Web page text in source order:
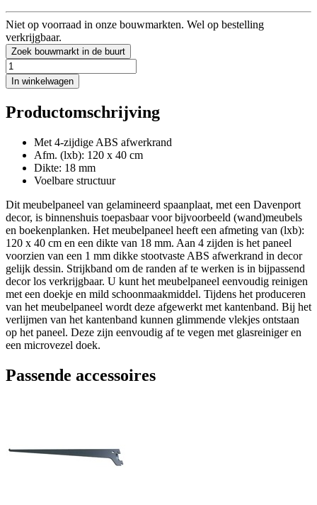
Niet op voorraad in onze bouwmarkten. Wel op bestelling
verkrijgbaar.
Zoek bouwmarkt in de buurt
In winkelwagen
Productomschrijving
Met 4-zijdige ABS afwerkrand
Afm. (lxb): 120 x 40 cm
Dikte: 18 mm
Voelbare structuur
Dit meubelpaneel van gelamineerd spaanplaat, met een Davenport
decor, is binnenshuis toepasbaar voor bijvoorbeeld (wand)meubels
en boekenplanken. Het meubelpaneel heeft een afmeting van (lxb):
120 x 40 cm en een dikte van 18 mm. Aan 4 zijden is het paneel
voorzien van een 1 mm dikke stootvaste ABS afwerkrand in decor
gelijk dessin. Strijkband om de randen af te werken is in bijpassend
decor los verkrijgbaar. U kunt het meubelpaneel eenvoudig reinigen
met een doekje en mild schoonmaakmiddel. Tijdens het produceren
van het meubelpaneel wordt deze afgewerkt met kantenband. Bij het
verlijmen van het kantenband kunnen glimmende vlekjes ontstaan
op het paneel. Deze zijn eenvoudig af te vegen met glasreiniger en
een microvezel doek.
Passende accessoires